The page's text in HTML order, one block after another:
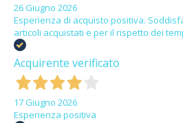
26 Giugno 2026
Esperienza di acquisto positiva.
articoli acquistati e per il rispetto dei
Acquirente verificato
17 Giugno 2026
Esperienza positiva